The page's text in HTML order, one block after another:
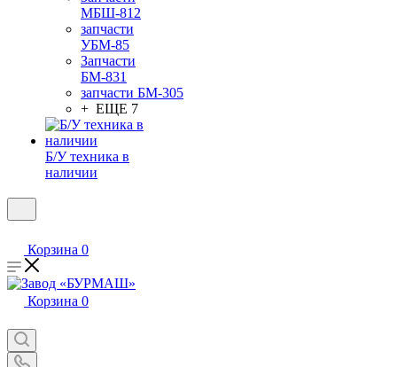
МБШ-812
запчасти
УБМ-85
Запчасти
БМ-831
запчасти БМ-305
+ ЕЩЕ 7
Б/У техника в
наличии
Корзина 0
Корзина 0